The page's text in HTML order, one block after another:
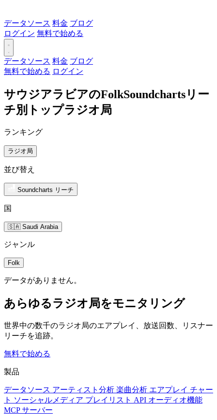
データソース 料金 ブログ
ログイン 無料で始める
データソース 料金 ブログ
無料で始める ログイン
サウジアラビアのFolkSoundchartsリー
チ別トップラジオ局
ランキング
ラジオ局
並び替え
Soundcharts リーチ
国
🇸🇦 Saudi Arabia
ジャンル
Folk
データがありません。
あらゆるラジオ局をモニタリング
世界中の数千のラジオ局のエアプレイ、放送回数、リスナー
リーチを追跡。
無料で始める
製品
データソース アーティスト分析 楽曲分析 エアプレイ チャー
ト ソーシャルメディア プレイリスト API オーディオ機能
MCP サーバー